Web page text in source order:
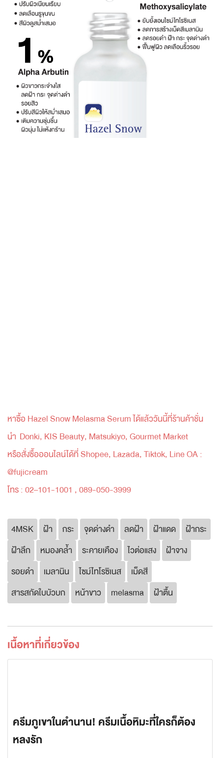
หาซื้อ Hazel Snow Melasma Serum ได้แล้ววันนี้ที่ร้านค้าชั่น
นำ Donki, KIS Beauty, Matsukiyo, Gourmet Market
หรือสั่งซื้อออนไลน์ได้ที่ Shopee, Lazada, Tiktok, Line OA :
@fujicream
โทร : 02–101-1001 , 089-050-3999
4MSK ฝ้า กระ จุดด่างดำ ลดฝ้า ฝ้าแดด
ฝ้ากระ
ฝ้าลึก
หมองคล้ำ ระคายเคือง ไวต่อแสง
ฝ้าจาง
รอยดำ
เมลานิน ไซม์ไทโรซิเนส
เม็ดสี
สารสกัดใบบัวบก
หน้าขาว melasma ฝ้าตื้น
เนื้อหาที่เกี่ยวข้อง
ครีมภูเขาในตำนาน! ครีมเนื้อหิมะที่ใครก็ต้อง
หลงรัก